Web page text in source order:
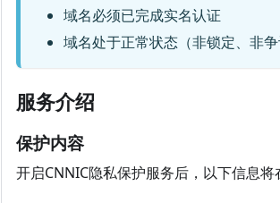
域名必须已完成实名认证
域名处于正常状态（非锁定、非争
服务介绍
保护内容
开启CNNIC隐私保护服务后，以下信息将